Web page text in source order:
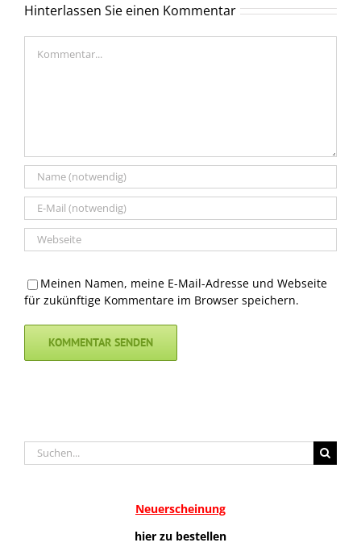
Hinterlassen Sie einen Kommentar
Meinen Namen, meine E-Mail-Adresse und Webseite
für zukünftige Kommentare im Browser speichern.
Suche
nach:
Neuerscheinung
hier zu bestellen